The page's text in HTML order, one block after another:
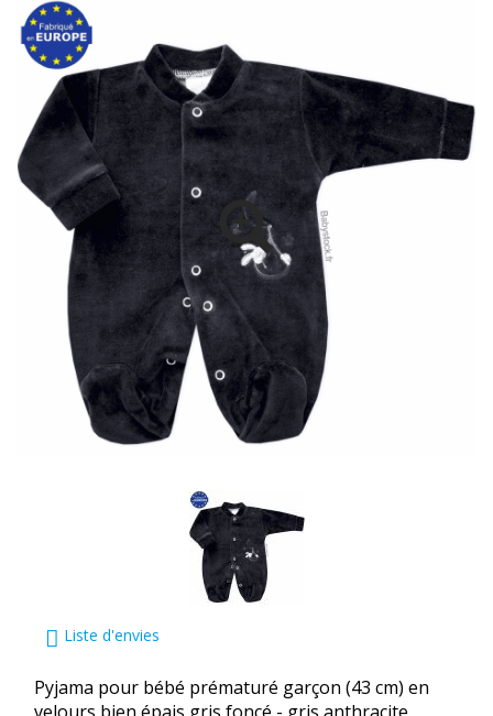
Liste d'envies
Pyjama pour bébé prématuré garçon (43 cm) en